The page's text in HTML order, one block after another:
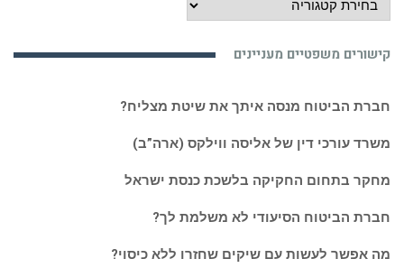
משפטי
ואקטואלי:
קישורים משפטיים מעניינים
חברת הביטוח מנסה איתך את שיטת מצליח?
משרד עורכי דין של אליסה ווילקס (ארה”ב)
מחקר בתחום החקיקה בלשכת כנסת ישראל
חברת הביטוח הסיעודי לא משלמת לך?
מה אפשר לעשות עם שיקים שחזרו ללא כיסוי?